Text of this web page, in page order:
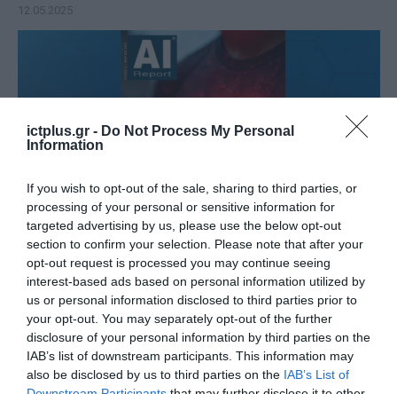
ictplus.gr - Do Not Process My Personal
Information
If you wish to opt-out of the sale, sharing to third parties, or
processing of your personal or sensitive information for
targeted advertising by us, please use the below opt-out
section to confirm your selection. Please note that after your
opt-out request is processed you may continue seeing
interest-based ads based on personal information utilized by
us or personal information disclosed to third parties prior to
your opt-out. You may separately opt-out of the further
disclosure of your personal information by third parties on the
IAB’s list of downstream participants. This information may
also be disclosed by us to third parties on the IAB’s List of
12.05.2025
MEDIA
AI Report: Το νέο τεύχος
κυκλοφορεί στις 9 Μαρτίου με
την ΑΠΟΓΕΥΜΑΤΙΝΗ